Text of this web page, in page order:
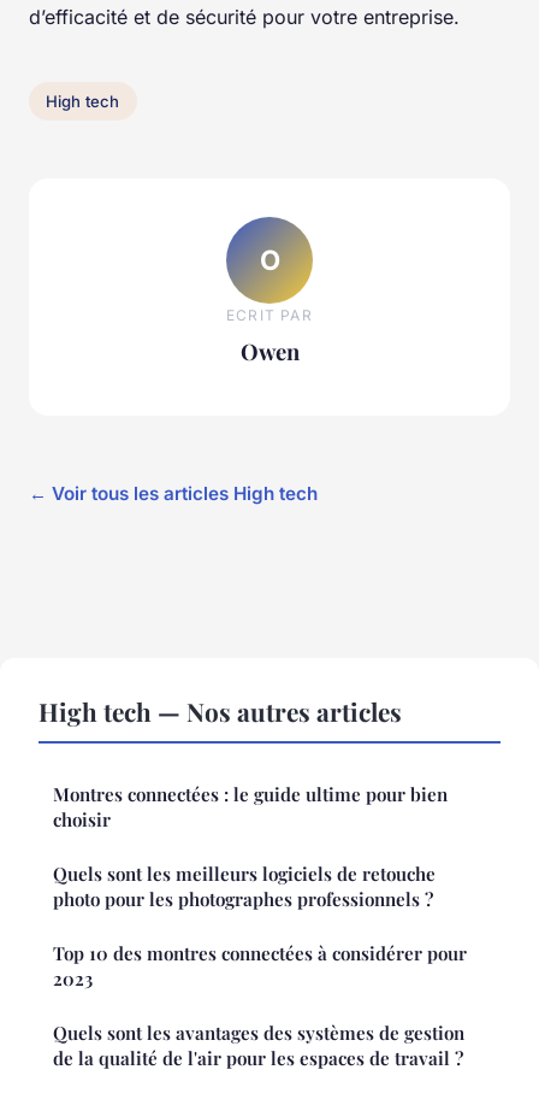
d’efficacité et de sécurité pour votre entreprise.
High tech
O
ECRIT PAR
Owen
← Voir tous les articles High tech
High tech — Nos autres articles
Montres connectées : le guide ultime pour bien
choisir
Quels sont les meilleurs logiciels de retouche
photo pour les photographes professionnels ?
Top 10 des montres connectées à considérer pour
2023
Quels sont les avantages des systèmes de gestion
de la qualité de l'air pour les espaces de travail ?